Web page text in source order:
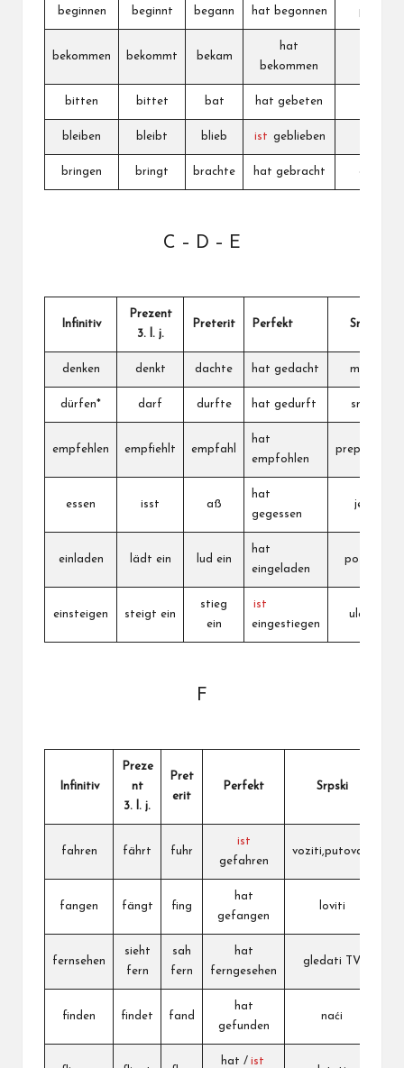
beginnen beginnt begann hat begonnen početi
bekommen bekommt bekam
hat
bekommen
bitten bittet bat hat gebeten
bleiben bleibt blieb ist geblieben
bringen bringt brachte hat gebracht doneti
C – D – E
Infinitiv
Prezent
3. l. j.
Preterit Perfekt Srpski
denken denkt dachte hat gedacht misliti
dürfen* darf durfte hat gedurft smeti
empfehlen empfiehlt empfahl
hat
empfohlen
preporučiti
essen isst aß
hat
gegessen
jesti
einladen lädt ein lud ein
hat
eingeladen
pozvati
einsteigen steigt ein
stieg
ein
ist
eingestiegen
ulaziti
F
Infinitiv
Preze
nt
3. l. j.
Pret
erit
Perfekt Srpski
fahren fährt fuhr
ist
gefahren
voziti,putovati
fangen fängt fing
hat
gefangen
loviti
fernsehen
sieht
fern
sah
fern
hat
ferngesehen
gledati TV
finden findet fand
hat
gefunden
naći
hat / ist